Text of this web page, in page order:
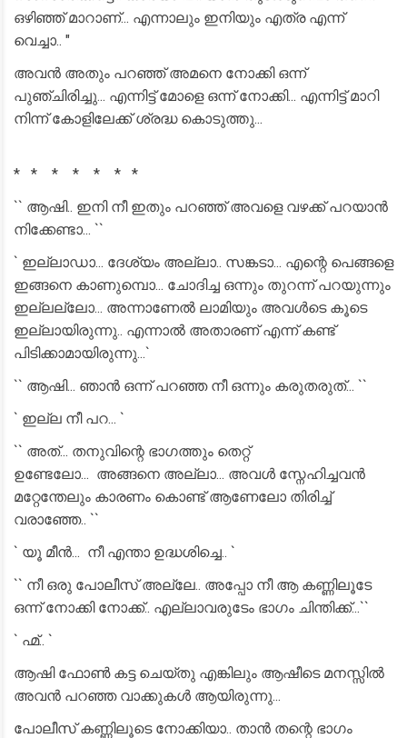
ഒഴിഞ്ഞ് മാറാണ്... എന്നാലും ഇനിയും എത്ര എന്ന്
വെച്ചാ.. "
അവൻ അതും പറഞ്ഞ് അമനെ നോക്കി ഒന്ന്
പുഞ്ചിരിച്ചു... എന്നിട്ട് മോളെ ഒന്ന് നോക്കി... എന്നിട്ട് മാറി
നിന്ന് കോളിലേക്ക് ശ്രദ്ധ കൊടുത്തു...
* * * * * * *
`` ആഷി.. ഇനി നീ ഇതും പറഞ്ഞ് അവളെ വഴക്ക് പറയാൻ
നിക്കേണ്ടാ... ``
` ഇല്ലാഡാ... ദേശ്യം അല്ലാ.. സങ്കടാ... എന്റെ പെങ്ങളെ
ഇങ്ങനെ കാണുമ്പൊ... ചോദിച്ച ഒന്നും തുറന്ന് പറയുന്നും
ഇല്ലല്ലോ... അന്നാണേൽ ലാമിയും അവൾടെ കൂടെ
ഇല്ലായിരുന്നു.. എന്നാൽ അതാരണ് എന്ന് കണ്ട്
പിടിക്കാമായിരുന്നു...`
`` ആഷി... ഞാൻ ഒന്ന് പറഞ്ഞ നീ ഒന്നും കരുതരുത്... ``
` ഇല്ല നീ പറ... `
`` അത്... തനുവിന്റെ ഭാഗത്തും തെറ്റ്
ഉണ്ടേലോ... അങ്ങനെ അല്ലാ... അവൾ സ്നേഹിച്ചവൻ
മറ്റേന്തേലും കാരണം കൊണ്ട് ആണേലോ തിരിച്ച്
വരാഞ്ഞേ.. ``
` യൂ മീൻ... നീ എന്താ ഉദ്ധശിച്ചെ.. `
`` നീ ഒരു പോലീസ് അല്ലേ.. അപ്പോ നീ ആ കണ്ണിലൂടേ
ഒന്ന് നോക്കി നോക്ക്.. എല്ലാവരുടേം ഭാഗം ചിന്തിക്ക്...``
` ഹ്മ്.. `
ആഷി ഫോൺ കട്ട ചെയ്തു എങ്കിലും ആഷീടെ മനസ്സിൽ
അവൻ പറഞ്ഞ വാക്കുകൾ ആയിരുന്നു...
പോലീസ് കണ്ണിലൂടെ നോക്കിയാ.. താൻ തന്റെ ഭാഗം